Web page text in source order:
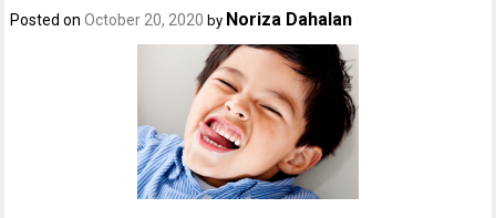
Posted onOctober 20, 2020 by Noriza Dahalan